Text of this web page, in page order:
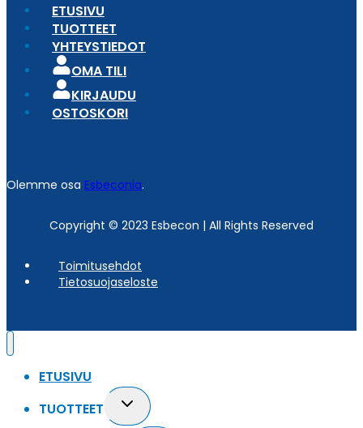
ETUSIVU
TUOTTEET
YHTEYSTIEDOT
OMA TILI
KIRJAUDU
OSTOSKORI
Olemme osa Esbeconia.
Copyright © 2023 Esbecon | All Rights Reserved
Toimitusehdot
Tietosuojaseloste
ETUSIVU
TUOTTEET
Toggle
child